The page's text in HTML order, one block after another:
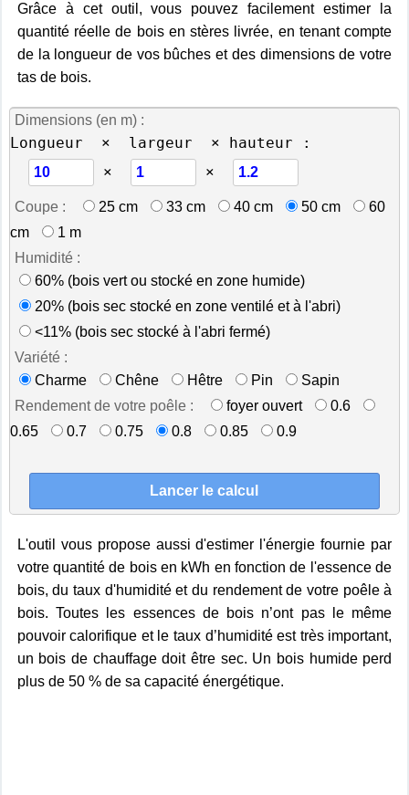
Grâce à cet outil, vous pouvez facilement estimer la
quantité réelle de bois en stères livrée, en tenant compte
de la longueur de vos bûches et des dimensions de votre
tas de bois.
Dimensions (en m) :
Longueur  ×  largeur  × hauteur :
×
×
Coupe : 25 cm 33 cm 40 cm 50 cm
60
cm
1 m
Humidité :
60% (bois vert ou stocké en zone humide)
20% (bois sec stocké en zone ventilé et à l'abri)
<11% (bois sec stocké à l'abri fermé)
Variété :
Charme
Chêne Hêtre Pin
Sapin
Rendement de votre poêle :
foyer ouvert
0.6
0.65
0.7 0.75 0.8 0.85 0.9
L'outil vous propose aussi d'estimer l'énergie fournie par
votre quantité de bois en kWh en fonction de l'essence de
bois, du taux d'humidité et du rendement de votre poêle à
bois. Toutes les essences de bois n’ont pas le même
pouvoir calorifique et le taux d’humidité est très important,
un bois de chauffage doit être sec. Un bois humide perd
plus de 50 % de sa capacité énergétique.